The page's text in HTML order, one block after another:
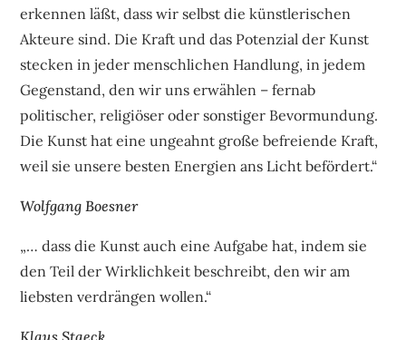
erkennen läßt, dass wir selbst die künstlerischen
Akteure sind. Die Kraft und das Potenzial der Kunst
stecken in jeder menschlichen Handlung, in jedem
Gegenstand, den wir uns erwählen – fernab
politischer, religiöser oder sonstiger Bevormundung.
Die Kunst hat eine ungeahnt große befreiende Kraft,
weil sie unsere besten Energien ans Licht befördert.“
Wolfgang Boesner
„… dass die Kunst auch eine Aufgabe hat, indem sie
den Teil der Wirklichkeit beschreibt, den wir am
liebsten verdrängen wollen.“